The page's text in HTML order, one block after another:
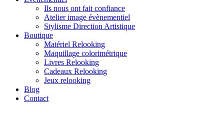
Ils nous ont fait confiance
Atelier image évènementiel
Stylisme Direction Artistique
Boutique
Matériel Relooking
Maquillage colorimétrique
Livres Relooking
Cadeaux Relooking
Jeux relooking
Blog
Contact